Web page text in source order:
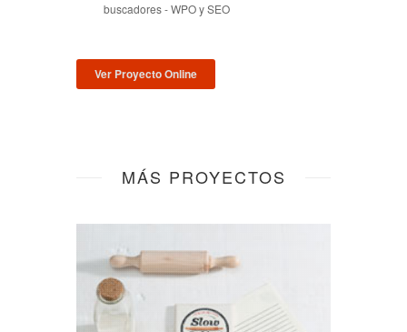
buscadores - WPO y SEO
Ver Proyecto Online
MÁS PROYECTOS